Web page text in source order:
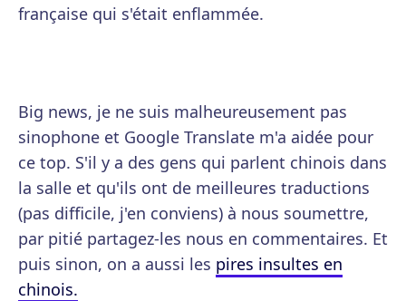
française qui s'était enflammée.
Big news, je ne suis malheureusement pas
sinophone et Google Translate m'a aidée pour
ce top. S'il y a des gens qui parlent chinois dans
la salle et qu'ils ont de meilleures traductions
(pas difficile, j'en conviens) à nous soumettre,
par pitié partagez-les nous en commentaires. Et
puis sinon, on a aussi les pires insultes en
chinois.